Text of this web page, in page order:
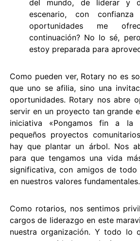
del mundo, de liderar y
escenario, con
oportunidades me
continuación? No lo sé,
estoy preparada para
Como pueden ver, Rotary no es
que uno se afilia, sino una
oportunidades. Rotary nos abre
servir en un proyecto tan grande
iniciativa «Pongamos fin a la
pequeños proyectos
hay que plantar un árbol. Nos
para que tengamos una vida
significativa, con amigos de todo
en nuestros valores fundamentales.
Como rotarios, nos sentimos
cargos de liderazgo en este
nuestra organización. Y todo lo